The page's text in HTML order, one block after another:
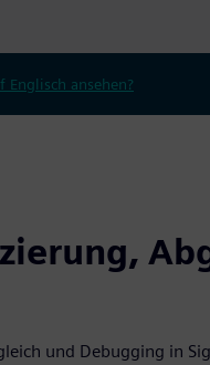
Englisch ansehen?
und Debugging in